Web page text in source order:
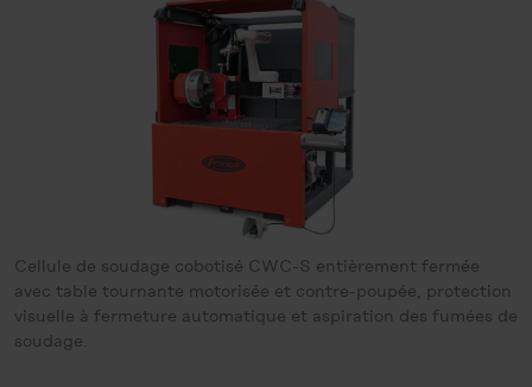
Cellule de soudage cobotisé CWC-S entièrement fermée
avec table tournante motorisée et contre-poupée, protection
visuelle à fermeture automatique et aspiration des fumées de
soudage.